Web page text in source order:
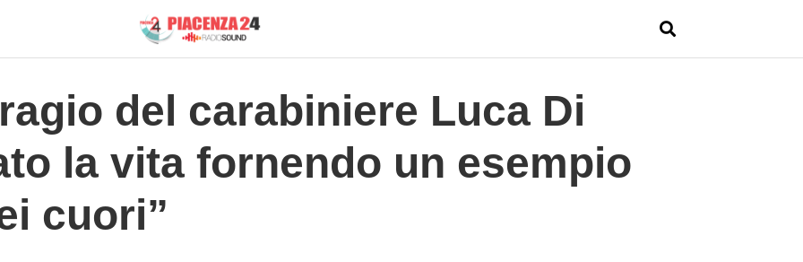
del carabiniere Luca Di
la vita fornendo un esempio
cuori”